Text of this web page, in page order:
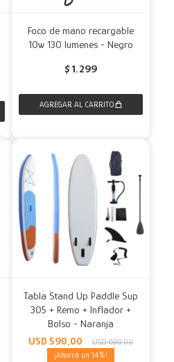
Foco de mano recargable
10w 130 lumenes - Negro
$ 1.299
Tabla Stand Up Paddle Sup
305 + Remo + Inflador +
Bolso - Naranja
USD 590,00 USD 690,00
14